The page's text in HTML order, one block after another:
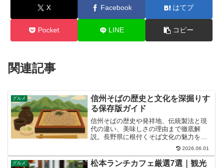
X Facebook はてブ
Pocket LINE コピー
関連記事
グルメ
信州そばの歴史と文化を深掘りす
る保存版ガイド
信州そばの歴史や発祥地、伝統製法と現
代の違い、美味しさの理由まで徹底解
説。長野県に根付くそば文化の魅力を学
2026.06.01
グルメ
松本ランチカフェ厳選7選｜観光